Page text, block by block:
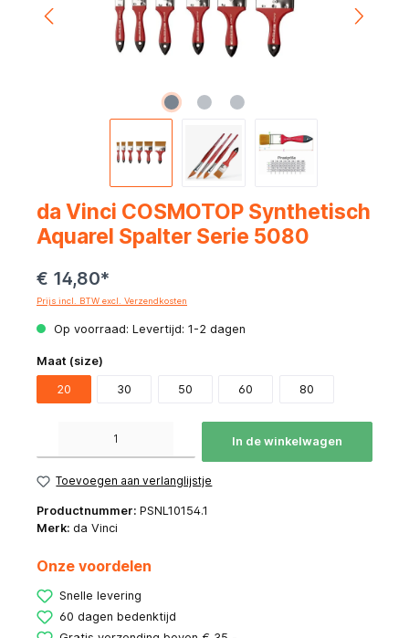
da Vinci COSMOTOP Synthetisch
Aquarel Spalter Serie 5080
€ 14,80*
Prijs incl. BTW excl. Verzendkosten
Op voorraad: Levertijd: 1-2 dagen
Maat (size)
20 30 50 60 80
In de winkelwagen
Toevoegen aan verlanglijstje
Productnummer: PSNL10154.1
Merk: da Vinci
Onze voordelen
Snelle levering
60 dagen bedenktijd